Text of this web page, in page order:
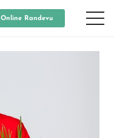
Online Randevu